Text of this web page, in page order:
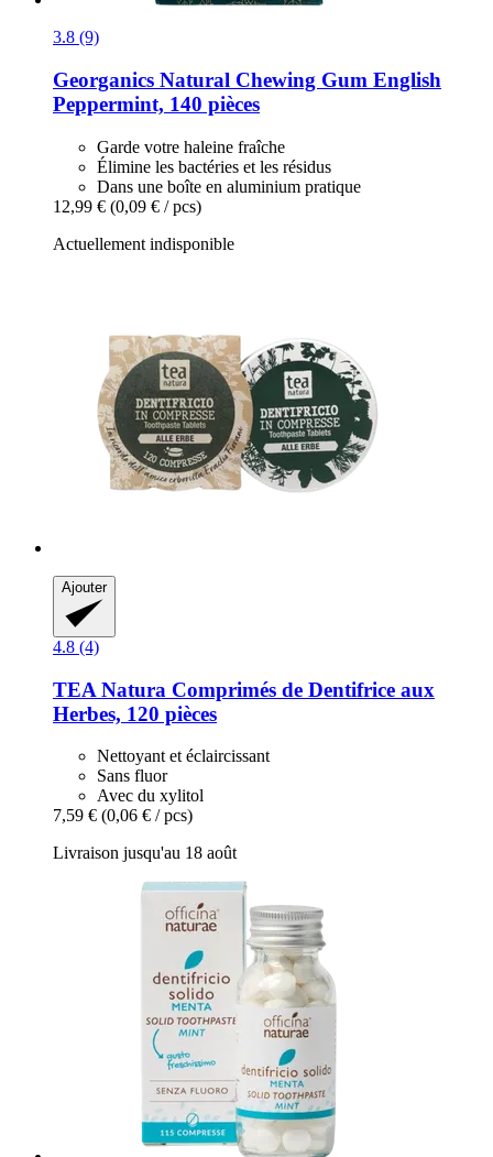
3.8 (9)
Georganics Natural Chewing Gum English
Peppermint, 140 pièces
Garde votre haleine fraîche
Élimine les bactéries et les résidus
Dans une boîte en aluminium pratique
12,99 € (0,09 € / pcs)
Actuellement indisponible
Ajouter
4.8 (4)
TEA Natura Comprimés de Dentifrice aux
Herbes, 120 pièces
Nettoyant et éclaircissant
Sans fluor
Avec du xylitol
7,59 € (0,06 € / pcs)
Livraison jusqu'au 18 août